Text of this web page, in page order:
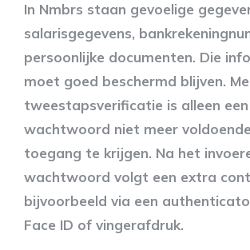
In Nmbrs staan gevoelige
salarisgegevens,
persoonlijke documenten. Die
moet goed beschermd blijven.
tweestapsverificatie is alleen een
wachtwoord niet meer
toegang te krijgen. Na het
wachtwoord volgt een extra
bijvoorbeeld via een
Face ID of vingerafdruk.